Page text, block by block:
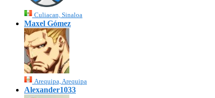
Culiacan, Sinaloa
Maxel Gómez
Arequipa, Arequipa
Alexander1033